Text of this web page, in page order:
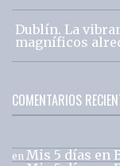
Dublín. La
magníficos
COMENTARIOS
en Mis 5 días en